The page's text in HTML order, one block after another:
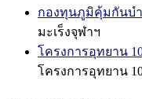
กองทุนภูมิคุ้มกันบำ
มะเร็งจุฬาฯ
โครงการอุทยาน
โครงการอุทยาน